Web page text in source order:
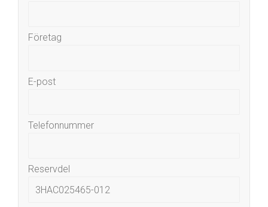
Företag
E-post
Telefonnummer
Reservdel